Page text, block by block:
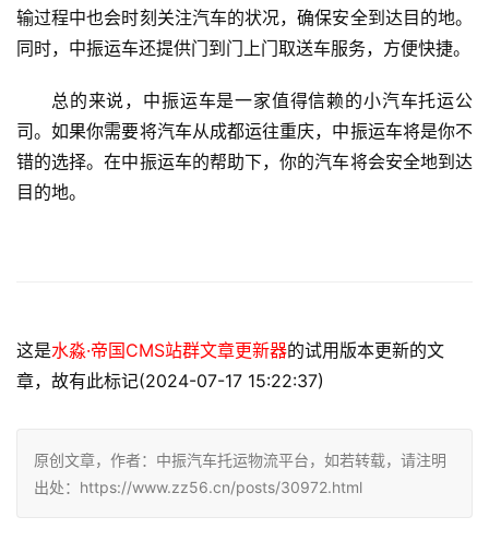
输过程中也会时刻关注汽车的状况，确保安全到达目的地。
同时，中振运车还提供门到门上门取送车服务，方便快捷。
总的来说，中振运车是一家值得信赖的小汽车托运公
司。如果你需要将汽车从成都运往重庆，中振运车将是你不
错的选择。在中振运车的帮助下，你的汽车将会安全地到达
目的地。
这是水淼·帝国CMS站群文章更新器的试用版本更新的文
章，故有此标记(2024-07-17 15:22:37)
原创文章，作者：中振汽车托运物流平台，如若转载，请注明
出处：https://www.zz56.cn/posts/30972.html